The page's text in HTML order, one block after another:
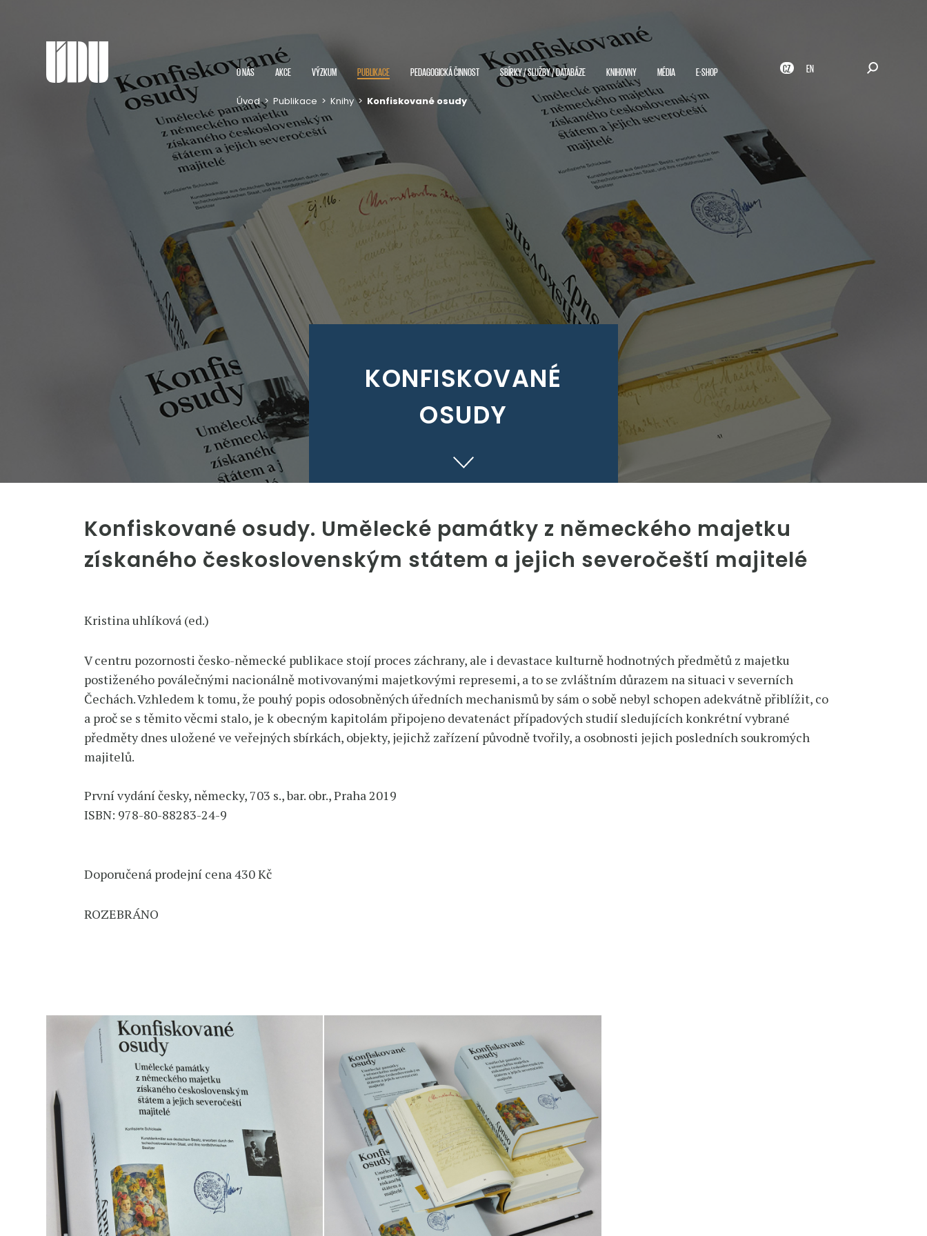
CZ EN
O NÁS AKCE VÝZKUM PUBLIKACE PEDAGOGICKÁ ČINNOST SBÍRKY / SLUŽBY / DATABÁZE KNIHOVNY MÉDIA E-SHOP
Úvod> Publikace > Knihy> Konfiskované osudy
KONFISKOVANÉ
OSUDY
Konfiskované osudy. Umělecké památky z německého majetku
získaného československým státem a jejich severočeští majitelé
Kristina uhlíková (ed.)
V centru pozornosti česko-německé publikace stojí proces záchrany, ale i devastace kulturně hodnotných předmětů z majetku
postiženého poválečnými nacionálně motivovanými majetkovými represemi, a to se zvláštním důrazem na situaci v severních
Čechách. Vzhledem k tomu, že pouhý popis odosobněných úředních mechanismů by sám o sobě nebyl schopen adekvátně přiblížit, co
a proč se s těmito věcmi stalo, je k obecným kapitolám připojeno devatenáct případových studií sledujících konkrétní vybrané
předměty dnes uložené ve veřejných sbírkách, objekty, jejichž zařízení původně tvořily, a osobnosti jejich posledních soukromých
majitelů.
První vydání česky, německy, 703 s., bar. obr., Praha 2019
ISBN: 978-80-88283-24-9
Doporučená prodejní cena 430 Kč
ROZEBRÁNO